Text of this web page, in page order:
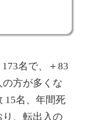
名で、＋83
方が多くな
15名、年間死
り、転出入の